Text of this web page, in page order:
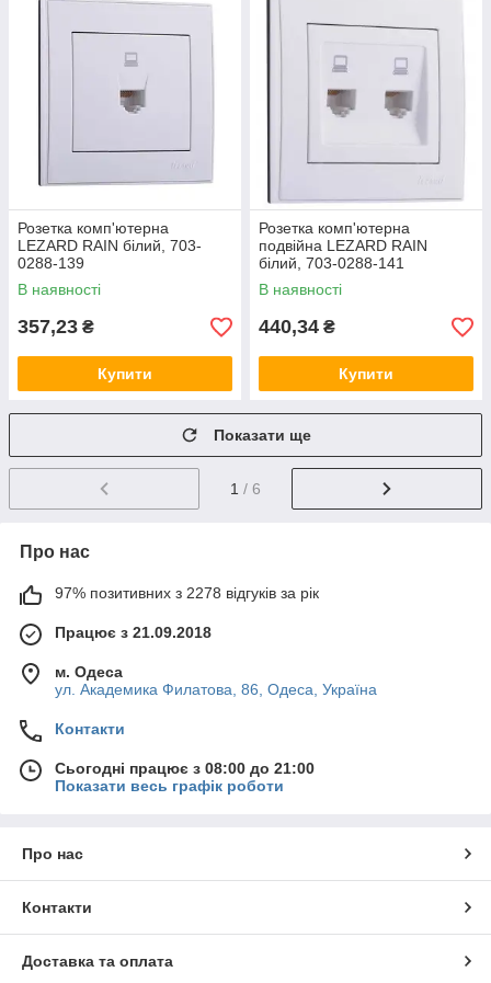
Розетка комп'ютерна
LEZARD RAIN білий, 703-
0288-139
В наявності
357,23 ₴
Купити
Розетка комп'ютерна
подвійна LEZARD RAIN
білий, 703-0288-141
В наявності
440,34 ₴
Купити
Показати ще
1 / 6
Про нас
97% позитивних з 2278 відгуків за рік
Працює з 21.09.2018
м. Одеса
ул. Академика Филатова, 86, Одеса, Україна
Контакти
Сьогодні працює з 08:00 до 21:00
Показати весь графік роботи
Про нас
Контакти
Доставка та оплата